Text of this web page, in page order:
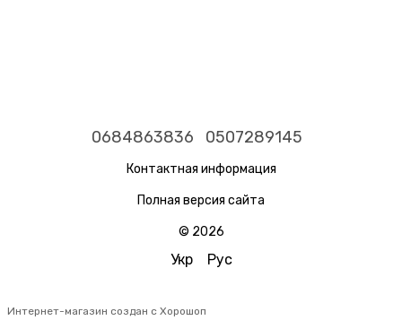
0684863836 0507289145
Контактная информация
Полная версия сайта
© 2026
Укр Рус
Интернет-магазин создан с Хорошоп